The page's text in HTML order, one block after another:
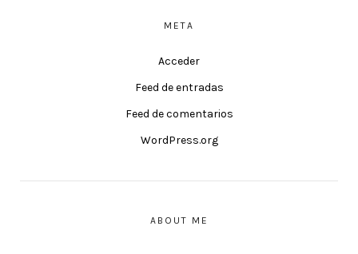
META
Acceder
Feed de entradas
Feed de comentarios
WordPress.org
ABOUT ME